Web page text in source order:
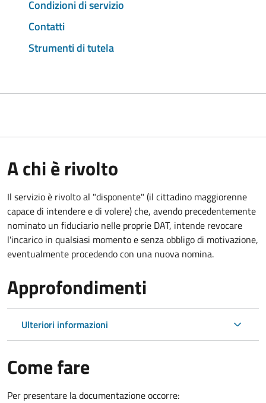
Condizioni di servizio
Contatti
Strumenti di tutela
A chi è rivolto
Il servizio è rivolto al "disponente" (il cittadino maggiorenne
capace di intendere e di volere) che, avendo precedentemente
nominato un fiduciario nelle proprie DAT, intende revocare
l'incarico in qualsiasi momento e senza obbligo di motivazione,
eventualmente procedendo con una nuova nomina.
Approfondimenti
Ulteriori informazioni
Come fare
Per presentare la documentazione occorre: